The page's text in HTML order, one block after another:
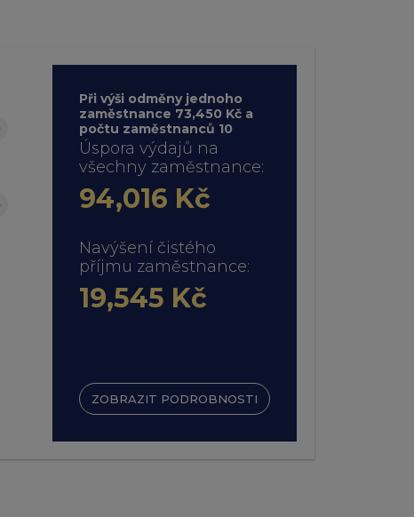
Při výši odměny jednoho
zaměstnance 73,450 Kč a
počtu zaměstnanců 10
Úspora výdajů na
všechny zaměstnance:
94,016 Kč
Navýšení čistého
příjmu zaměstnance:
19,545 Kč
ZOBRAZIT PODROBNOSTI